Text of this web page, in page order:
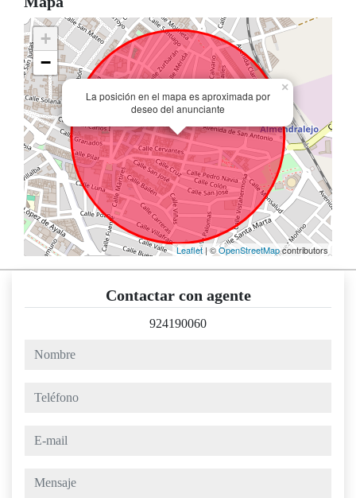
La posición en el mapa es aproximada por
deseo del anunciante
×
+
−
Leaflet | ©OpenStreetMapcontributors
Contactar con agente
924190060
nombre
teléfono
e-mail
mensaje